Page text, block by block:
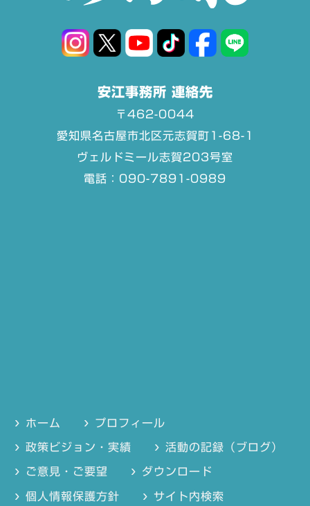
安江事務所 連絡先
〒462-0044
愛知県名古屋市北区元志賀町1-68-1
ヴェルドミール志賀203号室
電話：090-7891-0989
ホーム プロフィール
政策ビジョン・実績 活動の記録（ブログ）
ご意見・ご要望 ダウンロード
個人情報保護方針 サイト内検索